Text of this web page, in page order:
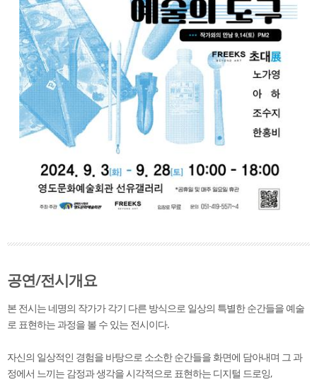
공연/전시개요
본 전시는 네명의 작가가 각기 다른 방식으로 일상의 특별한 순간들을 예술
로 표현하는 과정을 볼 수 있는 전시이다.
자신의 일상적인 경험을 바탕으로 소소한 순간들을 화면에 담아내며 그 과
정에서 느끼는 감정과 생각을 시각적으로 표현하는 디지털 드로잉,